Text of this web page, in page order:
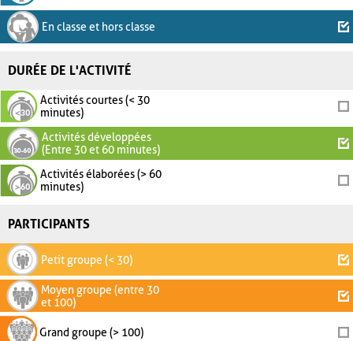
En classe et hors classe
DURÉE DE L'ACTIVITÉ
Activités courtes (< 30
minutes)
Activités développées
(Entre 30 et 60 minutes)
Activités élaborées (> 60
minutes)
PARTICIPANTS
Petit groupe (< 30)
Moyen groupe (entre 30
et 100)
Grand groupe (> 100)